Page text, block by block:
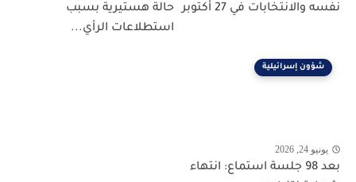
نفسه والانتخابات في 27 أكتوبر
حالة هستيرية بسبب
استطلاعات الرأي...
شؤون إسرائيلية
يونيو 24, 2026
بعد 98 جلسة استماع: انتهاء